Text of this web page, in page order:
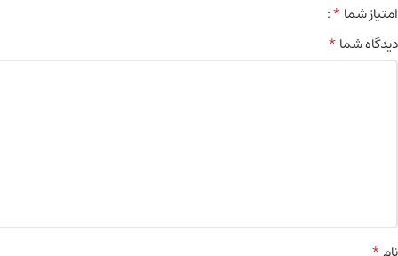
امتیاز شما*
دیدگاه شما*